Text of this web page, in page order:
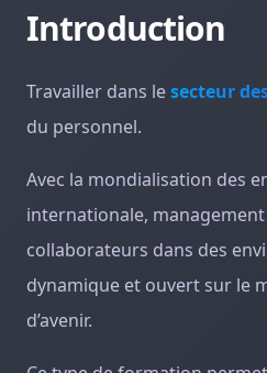
Introduction
Travailler dans lesecteur
du personnel.
Avec la mondialisation des
internationale,
collaborateurs dans des
dynamique et ouvert sur le
d’avenir.